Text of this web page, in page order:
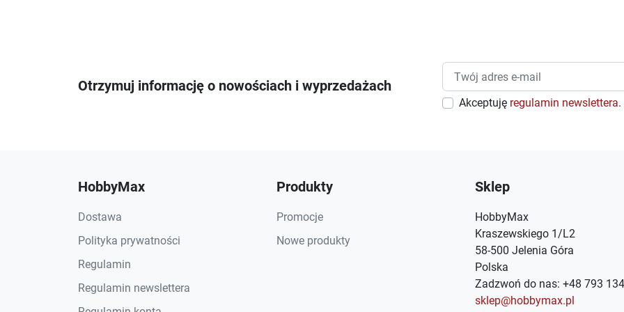
Otrzymuj informację o nowościach i wyprzedażach
Akceptuję regulamin newslettera.
HobbyMax
Dostawa
Polityka prywatności
Regulamin
Regulamin newslettera
Produkty
Promocje
Nowe produkty
Sklep
HobbyMax
Kraszewskiego 1/L2
58-500 Jelenia Góra
Polska
Zadzwoń do nas: +48 793
sklep@hobbymax.pl